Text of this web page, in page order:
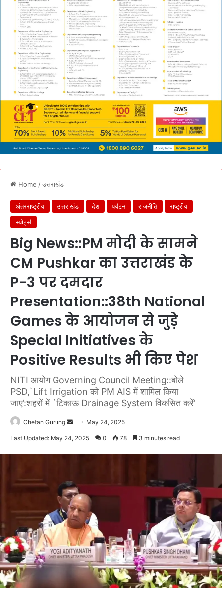
Home /उत्तराखंड
अंतरराष्ट्रीय उत्तराखंड देश पर्यटन राजनीति
राष्ट्रीय
स्पोर्ट्स
Big News::PM मोदी के सामने
CM Pushkar का उत्तराखंड के
P-3 पर दमदार
Presentation::38th National
Games के आयोजन से जुड़े
Special Initiatives के
Positive Results भी किए पेश
NITI आयोग Governing Council Meeting::बोले
PSD,`Lift Irrigation को PM AIS में शामिल किया
जाए’:शहरों में `टिकाऊ Drainage System विकसित करें’
Chetan Gurung
e
m
a
i
l
May 24, 2025
Last Updated: May 24, 2025 0 78 3 minutes read